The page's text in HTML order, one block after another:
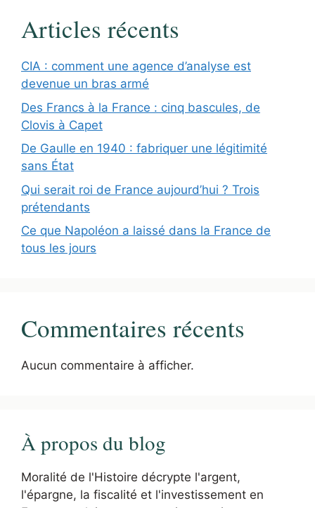
Articles récents
CIA : comment une agence d’analyse est
devenue un bras armé
Des Francs à la France : cinq bascules, de
Clovis à Capet
De Gaulle en 1940 : fabriquer une légitimité
sans État
Qui serait roi de France aujourd’hui ? Trois
prétendants
Ce que Napoléon a laissé dans la France de
tous les jours
Commentaires récents
Aucun commentaire à afficher.
À propos du blog
Moralité de l'Histoire décrypte l'argent,
l'épargne, la fiscalité et l'investissement en